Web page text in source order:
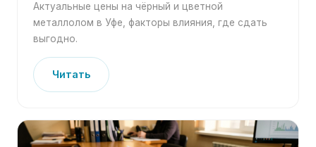
Актуальные цены на чёрный и цветной
металлолом в Уфе, факторы влияния, где сдать
выгодно.
Читать